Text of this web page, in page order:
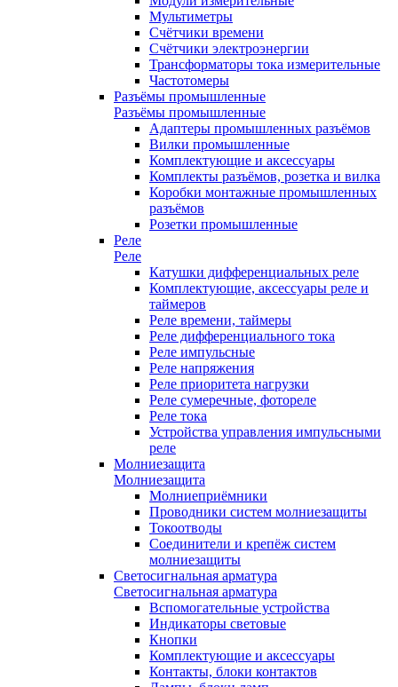
Мультиметры
Счётчики времени
Счётчики электроэнергии
Трансформаторы тока измерительные
Частотомеры
Разъёмы промышленные
Разъёмы промышленные
Адаптеры промышленных разъёмов
Вилки промышленные
Комплектующие и аксессуары
Комплекты разъёмов, розетка и вилка
Коробки монтажные промышленных
разъёмов
Розетки промышленные
Реле
Реле
Катушки дифференциальных реле
Комплектующие, аксессуары реле и
таймеров
Реле времени, таймеры
Реле дифференциального тока
Реле импульсные
Реле напряжения
Реле приоритета нагрузки
Реле сумеречные, фотореле
Реле тока
Устройства управления импульсными
реле
Молниезащита
Молниезащита
Молниеприёмники
Проводники систем молниезащиты
Токоотводы
Соединители и крепёж систем
молниезащиты
Светосигнальная арматура
Светосигнальная арматура
Вспомогательные устройства
Индикаторы световые
Кнопки
Комплектующие и аксессуары
Контакты, блоки контактов